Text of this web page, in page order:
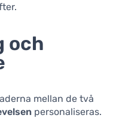
och
mellan de två
personaliseras.